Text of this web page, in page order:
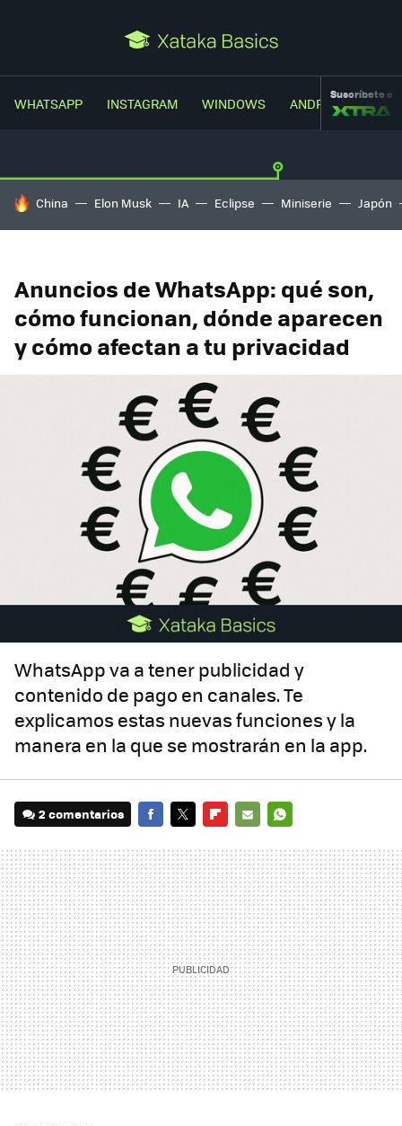
WHATSAPP INSTAGRAM WINDOWS ANDROIDSuscríbete a
HOY SE HABLA DE
China Elon Musk IA Eclipse Miniserie Japón
Anuncios de WhatsApp: qué son,
cómo funcionan, dónde aparecen
y cómo afectan a tu privacidad
WhatsApp va a tener publicidad y
contenido de pago en canales. Te
explicamos estas nuevas funciones y la
manera en la que se mostrarán en la app.
2 comentarios
MAIL